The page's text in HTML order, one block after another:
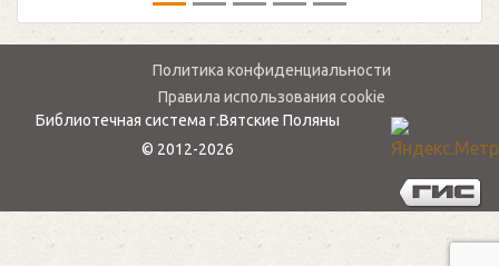
Политика конфиденциальности
Правила использования cookie
Библиотечная система г.Вятские Поляны
© 2012-2026